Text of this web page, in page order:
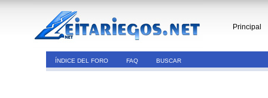
Principal
ÍNDICE DEL FORO FAQ BUSCAR